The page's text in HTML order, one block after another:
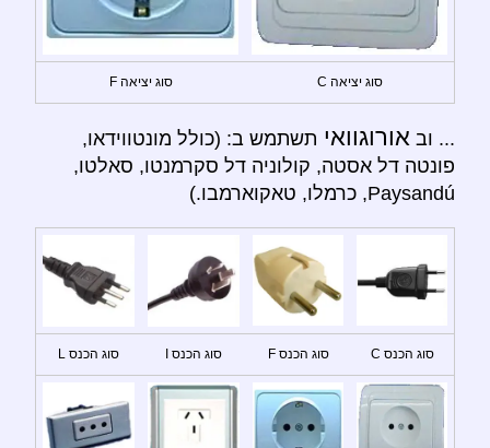
סוג יציאה C סוג יציאה F
... וב אורוגוואי תשתמש ב: (כולל מונטווידאו,
פונטה דל אסטה, קולוניה דל סקרמנטו, סאלטו,
Paysandú, כרמלו, טאקוארמבו.)
סוג הכנס C סוג הכנס F סוג הכנס I סוג הכנס L